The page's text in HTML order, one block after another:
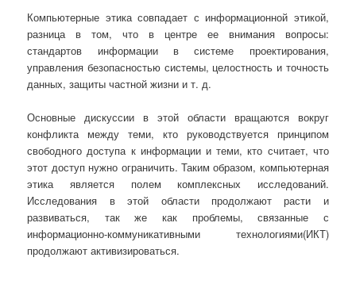
Компьютерные этика совпадает с информационной этикой,
разница в том, что в центре ее внимания вопросы:
стандартов информации в системе проектирования,
управления безопасностью системы, целостность и точность
данных, защиты частной жизни и т. д.
Основные дискуссии в этой области вращаются вокруг
конфликта между теми, кто руководствуется принципом
свободного доступа к информации и теми, кто считает, что
этот доступ нужно ограничить. Таким образом, компьютерная
этика является полем комплексных исследований.
Исследования в этой области продолжают расти и
развиваться, так же как проблемы, связанные с
информационно-коммуникативными технологиями(ИКТ)
продолжают активизироваться.